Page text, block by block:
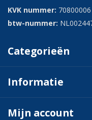
KVK nummer: 70800006
btw-nummer:
Categorieën
Informatie
Mijn account